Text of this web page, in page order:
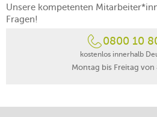
Unsere kompetenten
Fragen!
0800 10
kostenlos innerhalb
Montag bis Freitag von